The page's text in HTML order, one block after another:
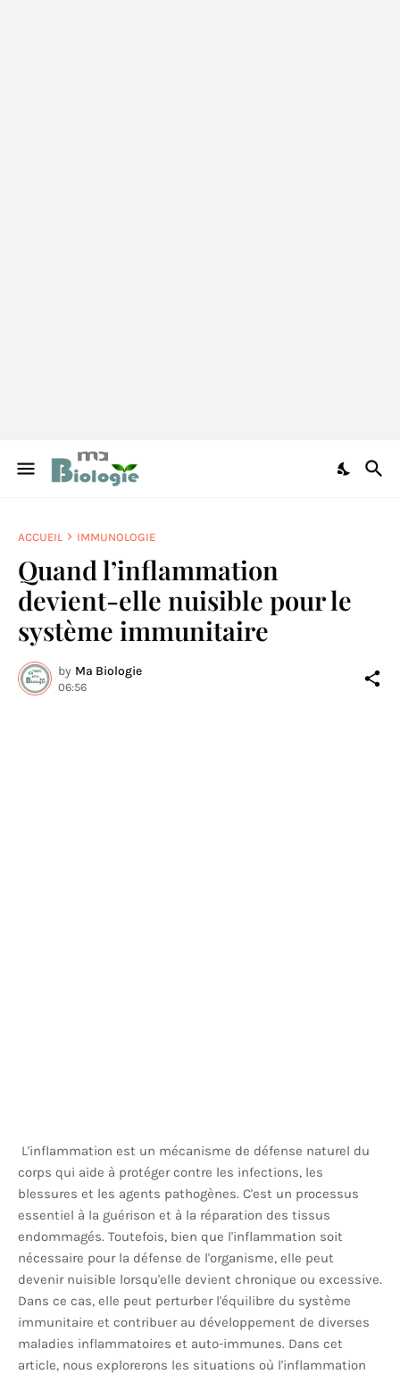
ACCUEIL IMMUNOLOGIE
Quand l’inflammation
devient-elle nuisible pour le
système immunitaire
by Ma Biologie
06:56
L'inflammation est un mécanisme de défense naturel du
corps qui aide à protéger contre les infections, les
blessures et les agents pathogènes. C'est un processus
essentiel à la guérison et à la réparation des tissus
endommagés. Toutefois, bien que l'inflammation soit
nécessaire pour la défense de l'organisme, elle peut
devenir nuisible lorsqu'elle devient chronique ou excessive.
Dans ce cas, elle peut perturber l'équilibre du système
immunitaire et contribuer au développement de diverses
maladies inflammatoires et auto-immunes. Dans cet
article, nous explorerons les situations où l'inflammation